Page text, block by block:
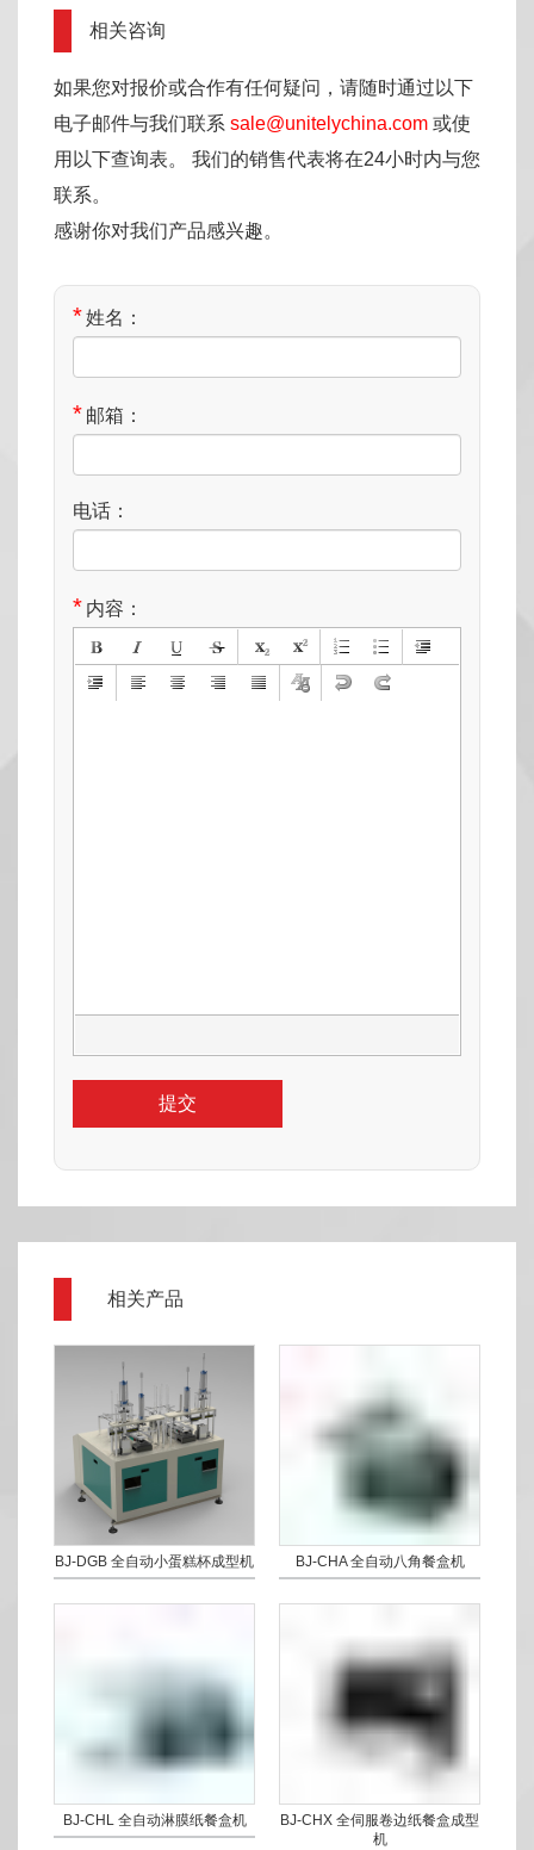
相关咨询
如果您对报价或合作有任何疑问，请随时通过以下
电子邮件与我们联系 sale@unitelychina.com 或使
用以下查询表。 我们的销售代表将在24小时内与您
联系。
感谢你对我们产品感兴趣。
*姓名：
* 邮箱：
电话：
* 内容：
提交
相关产品
BJ-DGB 全自动小蛋糕杯成型机 BJ-CHA 全自动八角餐盒机
BJ-CHL 全自动淋膜纸餐盒机
BJ-CHX 全伺服卷边纸餐盒成型
机